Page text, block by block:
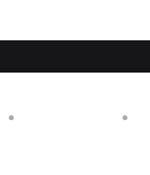
عمومی درباره مجله زنده خبری